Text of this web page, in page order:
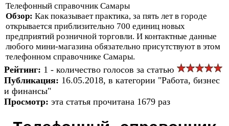
Телефонный справочник Самары
Обзор: Как показывает практика, за пять лет в городе
открывается приблизительно 700 единиц новых
предприятий розничной торговли. И контактные данные
любого мини-магазина обязательно присутствуют в этом
телефонном справочнике Самары.
Рейтинг: 1 - количество голосов за статью
Публикация: 16.05.2018, в категории "Работа, бизнес
и финансы"
Просмотр: эта статья прочитана 1679 раз